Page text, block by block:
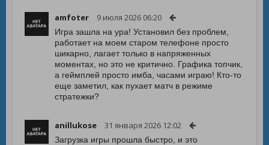
amfoter 9 июля 2026 06:20
Игра зашла на ура! Установил без проблем,
работает на моем старом телефоне просто
шикарно, лагает только в напряженных
моментах, но это не критично. Графика топчик,
а геймплей просто имба, часами играю! Кто-то
еще заметил, как пухает матч в режиме
стратежки?
anillukose 31 января 2026 12:02
Загрузка игры прошла быстро, и это